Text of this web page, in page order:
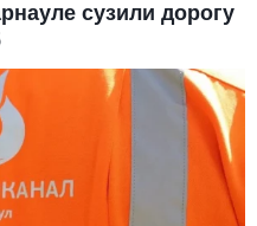
сузили дорогу